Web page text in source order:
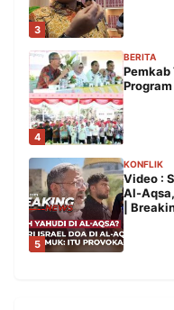
3
4
BERITA
5
KONFLIK
Video :
Al-
|